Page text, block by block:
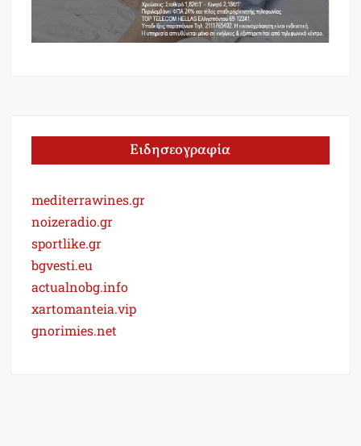
Ειδησεογραφία
mediterrawines.gr
noizeradio.gr
sportlike.gr
bgvesti.eu
actualnobg.info
xartomanteia.vip
gnorimies.net